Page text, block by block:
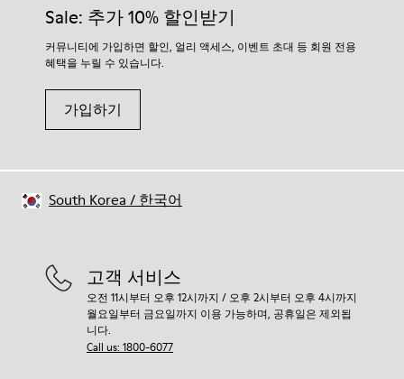
Sale: 추가 10% 할인받기
커뮤니티에 가입하면 할인, 얼리 액세스, 이벤트 초대 등 회원 전용
혜택을 누릴 수 있습니다.
가입하기
고객 서비스
오전 11시부터 오후 12시까지 / 오후 2시부터 오후 4시까지
월요일부터 금요일까지 이용 가능하며, 공휴일은 제외됩
니다.
Call us: 1800-6077
South Korea / 한국어